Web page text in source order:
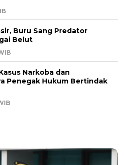
Buru Sang Predator
Belut
Narkoba dan
Penegak Hukum Bertindak